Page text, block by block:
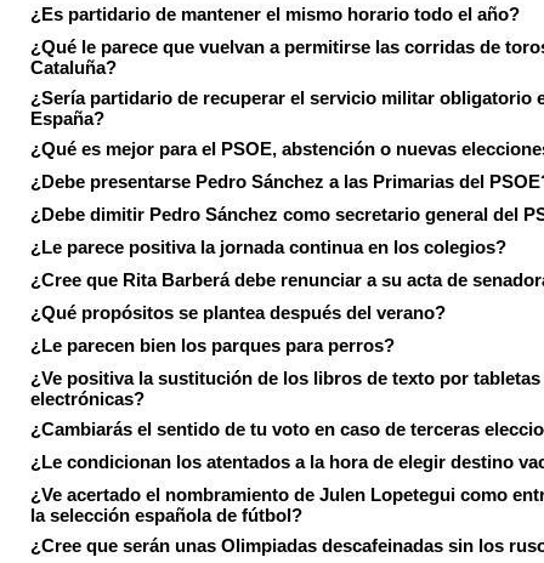
¿Es partidario de mantener el mismo horario todo el año?
¿Qué le parece que vuelvan a permitirse las corridas de
Cataluña?
¿Sería partidario de recuperar el servicio militar obligatorio
España?
¿Qué es mejor para el PSOE, abstención o nuevas
¿Debe presentarse Pedro Sánchez a las Primarias del
¿Debe dimitir Pedro Sánchez como secretario general del
¿Le parece positiva la jornada continua en los colegios?
¿Cree que Rita Barberá debe renunciar a su acta de
¿Qué propósitos se plantea después del verano?
¿Le parecen bien los parques para perros?
¿Ve positiva la sustitución de los libros de texto por tabletas
electrónicas?
¿Cambiarás el sentido de tu voto en caso de terceras
¿Le condicionan los atentados a la hora de elegir destino
¿Ve acertado el nombramiento de Julen Lopetegui como
la selección española de fútbol?
¿Cree que serán unas Olimpiadas descafeinadas sin los